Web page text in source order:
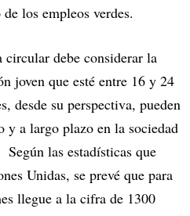
los empleos verdes.
circular debe considerar la
joven que esté entre 16 y 24
desde su perspectiva, pueden
y a largo plazo en la sociedad
las estadísticas que
Unidas, se prevé que para
llegue a la cifra de 1300